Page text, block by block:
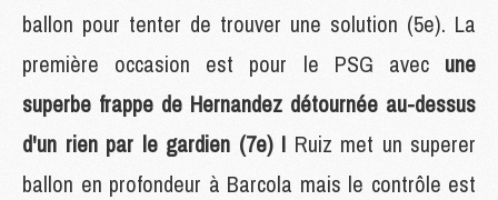
ballon pour tenter de trouver une solution (5e). La
première occasion est pour le PSG avec une
superbe frappe de Hernandez détournée au-dessus
d'un rien par le gardien (7e) ! Ruiz met un superer
ballon en profondeur à Barcola mais le contrôle est